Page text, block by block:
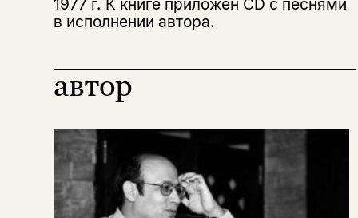
в исполнении автора.
автор
Поделиться
скидку 15%
Я соглашаюсь с
подписаться
Я соглашаюсь с
Эта книга
не предназначена для
Скажите, пожалуйста,
вам уже исполнилось 18 лет?
да
нет, вернуться назад